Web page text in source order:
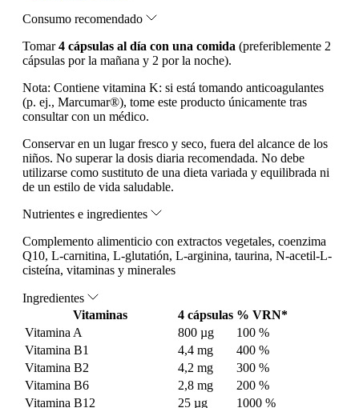
Consumo recomendado
Tomar4 cápsulas al día con una comida (preferiblemente 2
cápsulas por la mañana y 2 por la noche).
Nota: Contiene vitamina K: si está tomando anticoagulantes
(p. ej., Marcumar®), tome este producto únicamente tras
consultar con un médico.
Conservar en un lugar fresco y seco, fuera del alcance de los
niños. No superar la dosis diaria recomendada. No debe
utilizarse como sustituto de una dieta variada y equilibrada ni
de un estilo de vida saludable.
Nutrientes e ingredientes
Complemento alimenticio con extractos vegetales, coenzima
Q10, L-carnitina, L-glutatión, L-arginina, taurina, N-acetil-L-
cisteína, vitaminas y minerales
Ingredientes
Vitaminas
4 cápsulas % VRN*
Vitamina A
800 µg
100 %
Vitamina B1
4,4 mg
400 %
Vitamina B2
4,2 mg
300 %
Vitamina B6
2,8 mg
200 %
Vitamina B12
25 µg
1000 %